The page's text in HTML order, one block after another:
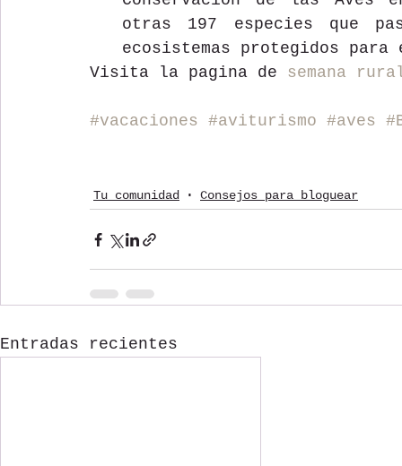
otras 197 especies que
ecosistemas protegidos
Visita la pagina de semana
#vacaciones #aviturismo #aves
Tu comunidad Consejos para bloguear
Entradas recientes